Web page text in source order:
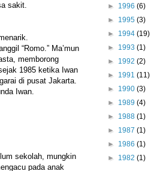
sakit.
“Romo.” Ma’mun
memborong
1985 ketika Iwan
di pusat Jakarta.
Iwan.
sekolah, mungkin
pada anak
► 1996 (6)
► 1995 (3)
► 1994 (19)
► 1993 (1)
► 1992 (2)
► 1991 (11)
► 1990 (3)
► 1989 (4)
► 1988 (1)
► 1987 (1)
► 1986 (1)
► 1982 (1)